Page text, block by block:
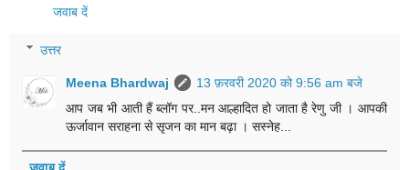
जवाब दें
उत्तर
Meena Bhardwaj
13 फ़रवरी 2020 को 9:56 am बजे
आप जब भी आती हैं ब्लॉग पर..मन आल्हादित हो जाता है रेणु जी । आपकी
ऊर्जावान सराहना से सृजन का मान बढ़ा । सस्नेह...
जवाब दें